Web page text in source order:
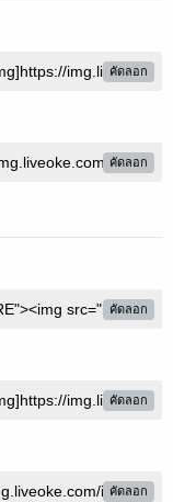
คัดลอก
คัดลอก
คัดลอก
คัดลอก
คัดลอก